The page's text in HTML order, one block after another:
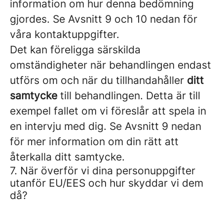
information om hur denna bedömning
gjordes. Se Avsnitt 9 och 10 nedan för
våra kontaktuppgifter.
Det kan föreligga särskilda
omständigheter när behandlingen endast
utförs om och när du tillhandahåller ditt
samtycke till behandlingen. Detta är till
exempel fallet om vi föreslår att spela in
en intervju med dig. Se Avsnitt 9 nedan
för mer information om din rätt att
återkalla ditt samtycke.
7. När överför vi dina personuppgifter
utanför EU/EES och hur skyddar vi dem
då?